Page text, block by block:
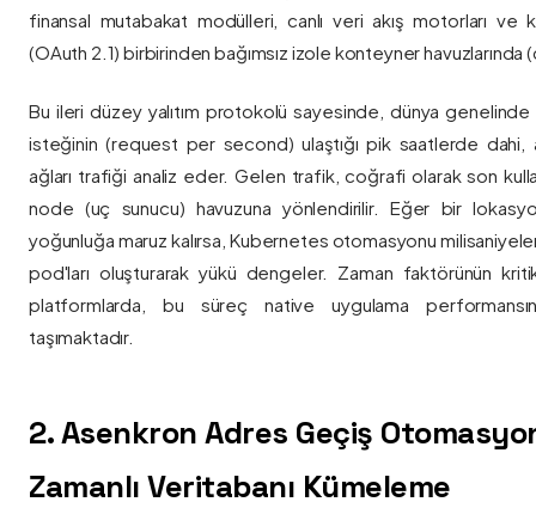
finansal mutabakat modülleri, canlı veri akış motorları ve
(OAuth 2.1) birbirinden bağımsız izole konteyner havuzlarında
Bu ileri düzey yalıtım protokolü sayesinde, dünya genelinde
isteğinin (request per second) ulaştığı pik saatlerde dahi,
ağları trafiği analiz eder. Gelen trafik, coğrafi olarak son
node (uç sunucu) havuzuna yönlendirilir. Eğer bir
yoğunluğa maruz kalırsa, Kubernetes otomasyonu
pod'ları oluşturarak yükü dengeler. Zaman faktörünün
platformlarda, bu süreç native uygulama
taşımaktadır.
2. Asenkron Adres Geçiş
Zamanlı Veritabanı Kümeleme